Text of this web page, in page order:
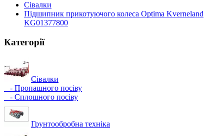
Сівалки
Підшипник прикотуючого колеса Optima Kverneland
KG01377800
Категорії
Сівалки
- Пропашного посіву
- Сплошного посіву
Грунтообробна техніка